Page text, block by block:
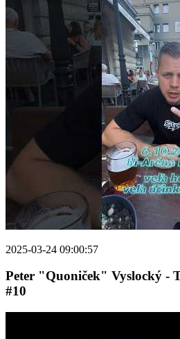
2025-03-24 09:00:57
Peter "Quoniček" Vyslocký -
#10